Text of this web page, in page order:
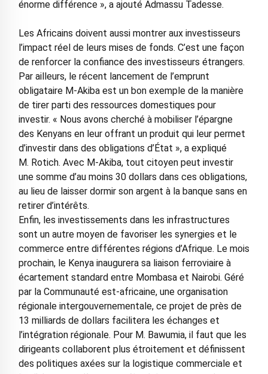
énorme différence », a ajouté Admassu Tadesse.
Les Africains doivent aussi montrer aux investisseurs
l’impact réel de leurs mises de fonds. C’est une façon
de renforcer la confiance des investisseurs étrangers.
Par ailleurs, le récent lancement de l’emprunt
obligataire M-Akiba est un bon exemple de la manière
de tirer parti des ressources domestiques pour
investir. « Nous avons cherché à mobiliser l’épargne
des Kenyans en leur offrant un produit qui leur permet
d’investir dans des obligations d’État », a expliqué
M. Rotich. Avec M-Akiba, tout citoyen peut investir
une somme d’au moins 30 dollars dans ces obligations,
au lieu de laisser dormir son argent à la banque sans en
retirer d’intérêts.
Enfin, les investissements dans les infrastructures
sont un autre moyen de favoriser les synergies et le
commerce entre différentes régions d’Afrique. Le mois
prochain, le Kenya inaugurera sa liaison ferroviaire à
écartement standard entre Mombasa et Nairobi. Géré
par la Communauté est-africaine, une organisation
régionale intergouvernementale, ce projet de près de
13 milliards de dollars facilitera les échanges et
l’intégration régionale. Pour M. Bawumia, il faut que les
dirigeants collaborent plus étroitement et définissent
des politiques axées sur la logistique commerciale et